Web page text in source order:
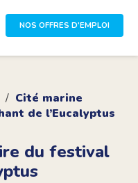
NOS OFFRES D'EMPLOI
Cité marine
de l’Eucalyptus
du festival